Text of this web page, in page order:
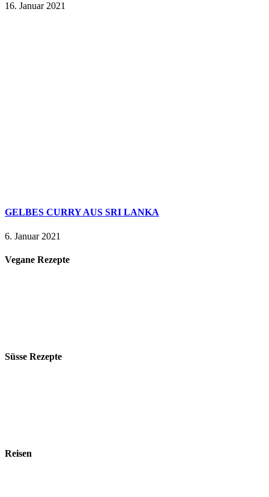
16. Januar 2021
GELBES CURRY AUS SRI LANKA
6. Januar 2021
Vegane Rezepte
Süsse Rezepte
Reisen